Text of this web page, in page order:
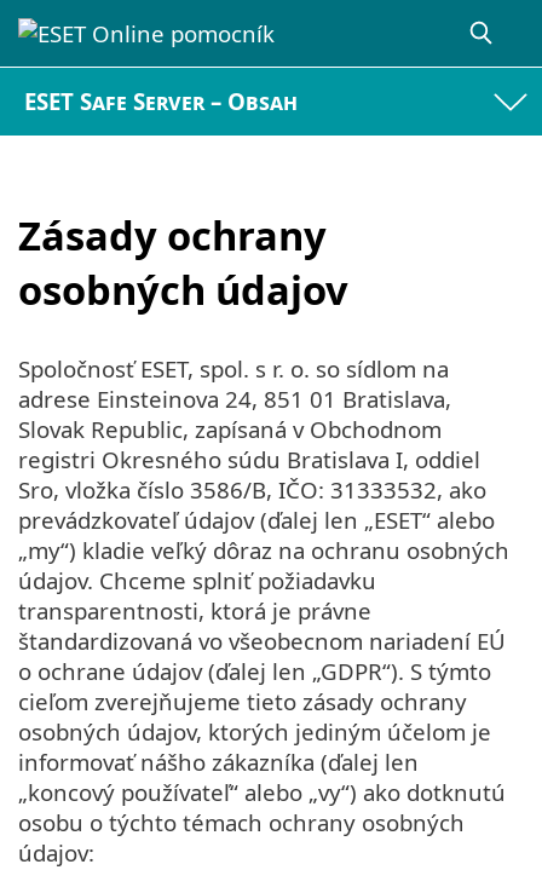
ESET Safe Server – Obsah
Zásady ochrany
osobných údajov
Spoločnosť ESET, spol. s r. o. so sídlom na
adrese Einsteinova 24, 851 01 Bratislava,
Slovak Republic, zapísaná v Obchodnom
registri Okresného súdu Bratislava I, oddiel
Sro, vložka číslo 3586/B, IČO: 31333532, ako
prevádzkovateľ údajov (ďalej len „ESET“ alebo
„my“) kladie veľký dôraz na ochranu osobných
údajov. Chceme splniť požiadavku
transparentnosti, ktorá je právne
štandardizovaná vo všeobecnom nariadení EÚ
o ochrane údajov (ďalej len „GDPR“). S týmto
cieľom zverejňujeme tieto zásady ochrany
osobných údajov, ktorých jediným účelom je
informovať nášho zákazníka (ďalej len
„koncový používateľ“ alebo „vy“) ako dotknutú
osobu o týchto témach ochrany osobných
údajov: